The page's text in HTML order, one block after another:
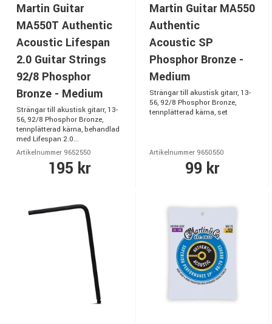
Martin Guitar
MA550T Authentic
Acoustic Lifespan
2.0 Guitar Strings
92/8 Phosphor
Bronze - Medium
Strängar till akustisk gitarr, 13-
56, 92/8 Phosphor Bronze,
tennplätterad kärna, behandlad
med Lifespan 2.0...
Artikelnummer 9652550
195 kr
Martin Guitar MA550
Authentic
Acoustic SP
Phosphor Bronze -
Medium
Strängar till akustisk gitarr, 13-
56, 92/8 Phosphor Bronze,
tennplätterad kärna, set
Artikelnummer 9650550
99 kr